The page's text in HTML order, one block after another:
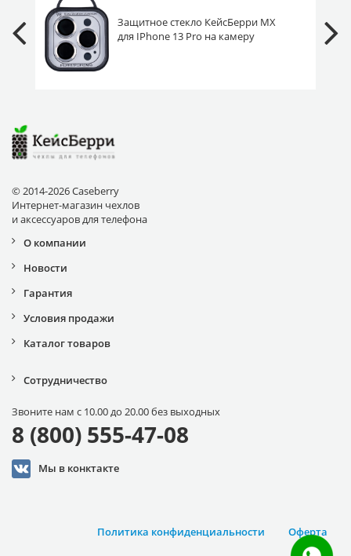
Защитное стекло КейсБерри MX
для IPhone 13 Pro на камеру
© 2014-2026 Caseberry
Интернет-магазин чехлов
и аксессуаров для телефона
О компании
Новости
Гарантия
Условия продажи
Каталог товаров
Сотрудничество
Звоните нам с 10.00 до 20.00 без выходных
8 (800) 555-47-08
Мы в конктакте
Оферта
Политика конфиденциальности